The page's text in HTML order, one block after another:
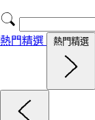
熱門精選 熱門精選